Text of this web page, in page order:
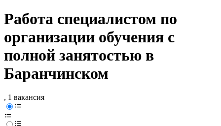
Работа специалистом по
организации обучения с
полной занятостью в
Баранчинском
, 1 вакансия